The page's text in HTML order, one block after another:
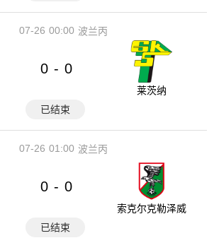
00:00
07-26 波兰丙
0 - 0
莱茨纳
已结束
01:00
07-26 波兰丙
0 - 0
索克尔克勒泽威
已结束